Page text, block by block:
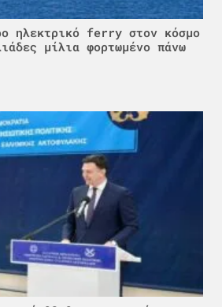
ηλεκτρικό ferry στον κόσμο
μίλια φορτωμένο πάνω